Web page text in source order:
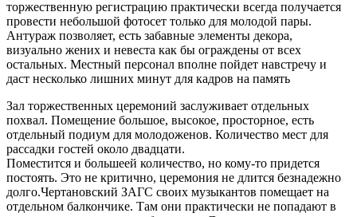
торжественную регистрацию практически всегда получается
провести небольшой фотосет только для молодой пары.
Антураж позволяет, есть забавные элементы декора,
визуально жених и невеста как бы ограждены от всех
остальных. Местный персонал вполне пойдет навстречу и
даст несколько лишних минут для кадров на память
Зал торжественных церемоний заслуживает отдельных
похвал. Помещение большое, высокое, просторное, есть
отдельный подиум для молодоженов. Количество мест для
рассадки гостей около двадцати.
Поместится и большеей количество, но кому-то придется
постоять. Это не критично, церемония не длится безнадежно
долго.Чертановский ЗАГС своих музыкантов помещает на
отдельном балкончике. Там они практически не попадают в